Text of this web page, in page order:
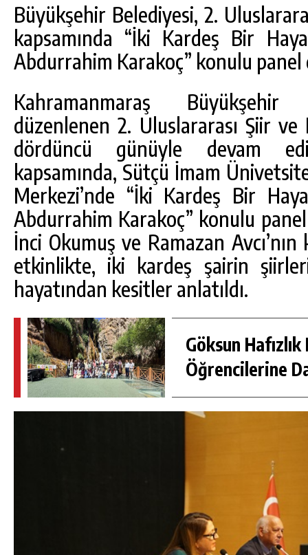
Büyükşehir Belediyesi, 2.
kapsamında “İki Kardeş Bir
Abdurrahim Karakoç” konulu panel
Kahramanmaraş
düzenlenen 2. Uluslararası Şiir
dördüncü günüyle devam
kapsamında, Sütçü İmam
Merkezi’nde “İki Kardeş Bir
Abdurrahim Karakoç” konulu
İnci Okumuş ve Ramazan
etkinlikte, iki kardeş şairin
hayatından kesitler anlatıldı.
Göksun Hafızlık
Öğrencilerine
GÜNLÜK HABER AKIŞI
GÖKSUN HAFIZLIK KIZ KUR’AN KURSU
ÖĞRENCILERINE DARENDE GEZISI.